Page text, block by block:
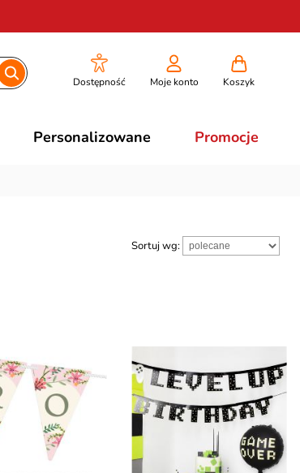
Dostępność Moje konto Koszyk
Personalizowane Promocje
Sortuj wg: